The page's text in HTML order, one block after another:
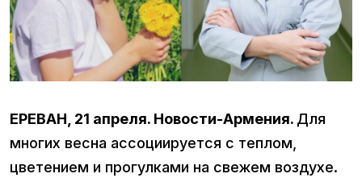
ЕРЕВАН, 21 апреля. Новости-Армения. Для
многих весна ассоциируется с теплом,
цветением и прогулками на свежем воздухе.